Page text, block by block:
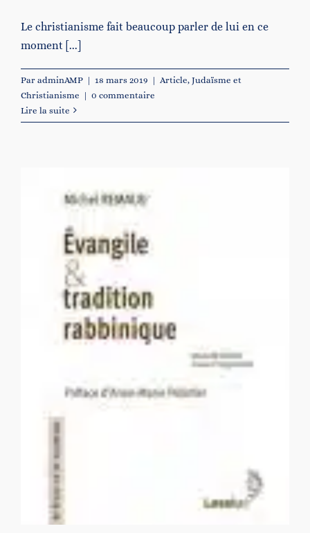
Le christianisme fait beaucoup parler de lui en ce
moment [...]
Par adminAMP | 18 mars 2019 | Article, Judaïsme et
Christianisme | 0 commentaire
Lire la suite